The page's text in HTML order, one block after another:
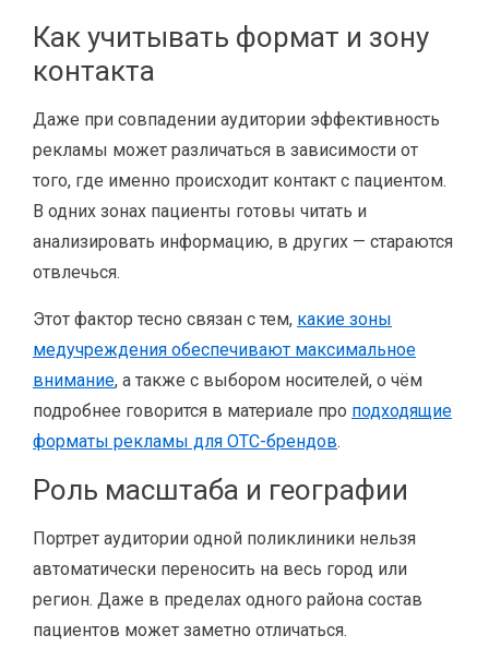
Как учитывать формат и зону
контакта
Даже при совпадении аудитории эффективность
рекламы может различаться в зависимости от
того, где именно происходит контакт с пациентом.
В одних зонах пациенты готовы читать и
анализировать информацию, в других — стараются
отвлечься.
Этот фактор тесно связан с тем, какие зоны
медучреждения обеспечивают максимальное
внимание, а также с выбором носителей, о чём
подробнее говорится в материале про подходящие
форматы рекламы для OTC-брендов.
Роль масштаба и географии
Портрет аудитории одной поликлиники нельзя
автоматически переносить на весь город или
регион. Даже в пределах одного района состав
пациентов может заметно отличаться.